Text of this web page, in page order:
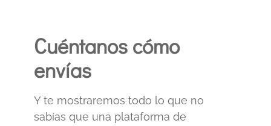
Cuéntanos cómo
envías
Y te mostraremos todo lo que no
sabías que una plataforma de